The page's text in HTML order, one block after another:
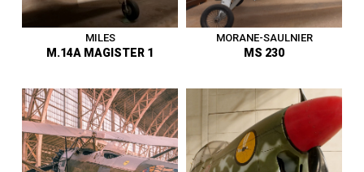
MILES
M.14A MAGISTER 1
Avion d’écolage élémentaire -
Royaume-Uni - Premier vol en
mars 1937 - Vit. Max. 225
km/h - Force Aérienne Belge
de 1946 à 1953 - Entre au
musée en 1974.
MORANE-SAULNIER
MS 230
Avion d’entraînement avancé,
liaison et acrobatie - France -
Premier vol en février 1929 -
Vit. Max. 205 km/h - En
service à l’Aéronautique
Militaire Belge à partir de
1931 - Entre au musée en
1977.